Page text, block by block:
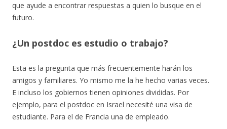
que ayude a encontrar respuestas a quien lo busque en el
futuro.
¿Un postdoc es estudio o trabajo?
Esta es la pregunta que más frecuentemente harán los
amigos y familiares. Yo mismo me la he hecho varias veces.
E incluso los gobiernos tienen opiniones divididas. Por
ejemplo, para el postdoc en Israel necesité una visa de
estudiante. Para el de Francia una de empleado.